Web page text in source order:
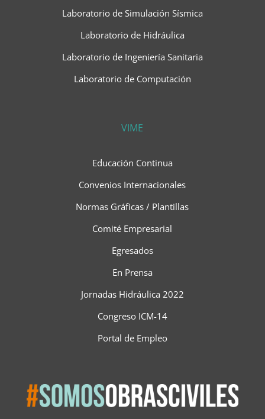
Laboratorio de Simulación Sísmica
Laboratorio de Hidráulica
Laboratorio de Ingeniería Sanitaria
Laboratorio de Computación
VIME
Educación Continua
Convenios Internacionales
Normas Gráficas / Plantillas
Comité Empresarial
Egresados
En Prensa
Jornadas Hidráulica 2022
Congreso ICM-14
Portal de Empleo